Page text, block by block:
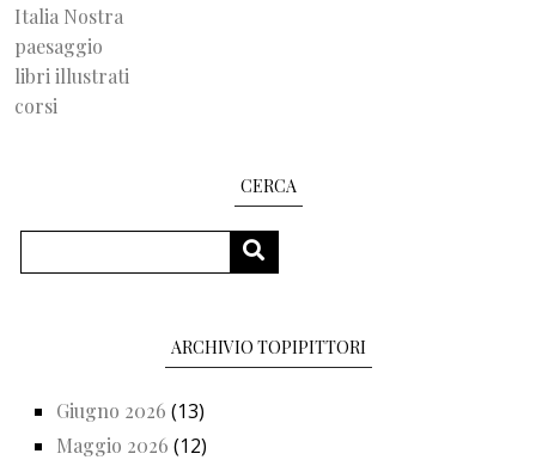
Italia Nostra
paesaggio
libri illustrati
corsi
CERCA
CERCA
ARCHIVIO TOPIPITTORI
Giugno 2026 (13)
Maggio 2026 (12)